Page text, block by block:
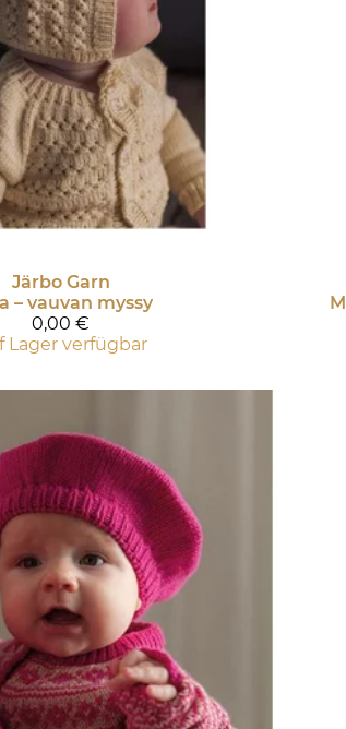
Järbo Garn
– vauvan myssy
0,00 €
Lager verfügbar